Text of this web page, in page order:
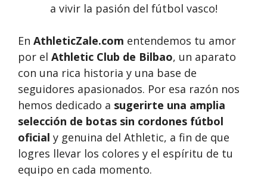
a vivir la pasión del fútbol vasco!
En AthleticZale.com entendemos tu amor
por el Athletic Club de Bilbao, un aparato
con una rica historia y una base de
seguidores apasionados. Por esa razón nos
hemos dedicado a sugerirte una amplia
selección de botas sin cordones fútbol
oficial y genuina del Athletic, a fin de que
logres llevar los colores y el espíritu de tu
equipo en cada momento.